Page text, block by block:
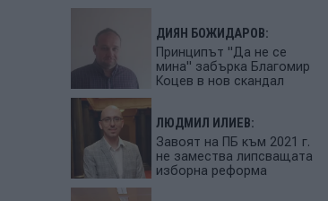
ДИЯН БОЖИДАРОВ:
Принципът "Да не се
мина" забърка Благомир
Коцев в нов скандал
ЛЮДМИЛ ИЛИЕВ:
Завоят на ПБ към 2021 г.
не замества липсващата
изборна реформа